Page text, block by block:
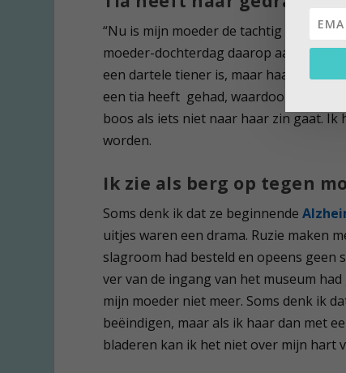
“Nu is mijn moeder de tachtig ruim
moeder-dochterdag daarop
een dartele tiener is, maar haar lijf
een tia heeft gehad, waardoor haar
boos als iets niet naar haar zin gaat.
worden.
Ik zie als berg op tegen
Soms denk ik dat ze beginnende
uitjes waren een drama. Ruzie maken
slagroom had besteld en opeens geen
ver van de ingang van het museum
mijn moeder niet meer. Soms denk ik
beëindigen, maar als ik haar dan met
bladeren kan ik het niet over mijn hart